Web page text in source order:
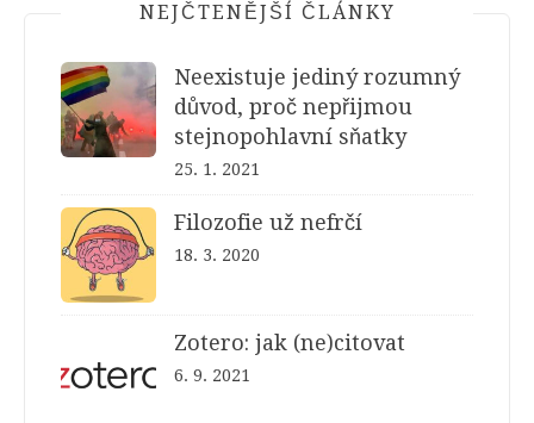
NEJČTENĚJŠÍ ČLÁNKY
Neexistuje jediný rozumný
důvod, proč nepřijmou
stejnopohlavní sňatky
25. 1. 2021
Filozofie už nefrčí
18. 3. 2020
Zotero: jak (ne)citovat
6. 9. 2021